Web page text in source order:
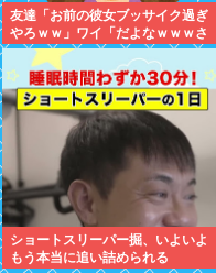
友達「お前の彼女ブッサイク過ぎ
やろｗｗ」ワイ「だよなｗｗｗさ
っさと別れたいわｗｗｗ」
ショートスリーパー掘、いよいよ
もう本当に追い詰められる